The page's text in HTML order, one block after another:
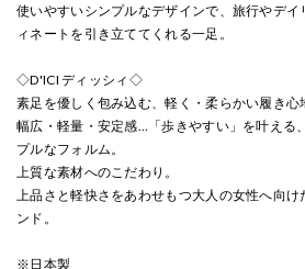
使いやすいシンプルなデザインで、旅行やデ
ィネートを引き立ててくれる一足。
◇D'ICI ディッシィ◇
素足を優しく包み込む、軽く・柔らかい履き心
幅広・軽量・安定感…「歩きやすい」を叶える
プルなフォルム。
上質な素材へのこだわり。
上品さと軽快さをあわせもつ大人の女性へ向
ンド。
※日本製